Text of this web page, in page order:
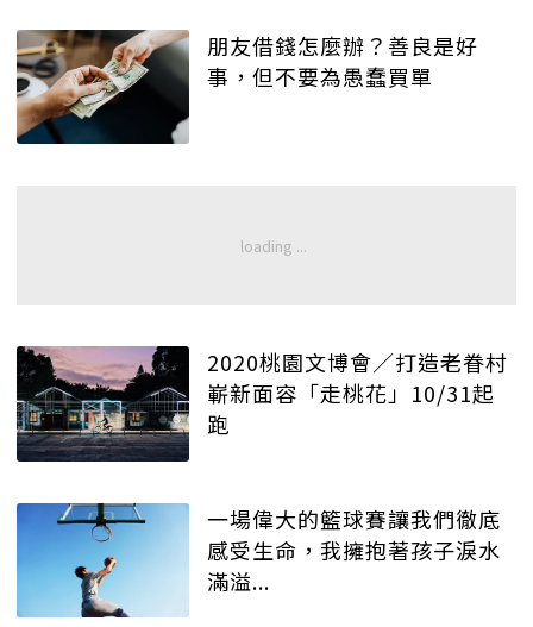
朋友借錢怎麼辦？善良是好
事，但不要為愚蠢買單
2020桃園文博會／打造老眷村
嶄新面容「走桃花」10/31起
跑
一場偉大的籃球賽讓我們徹底
感受生命，我擁抱著孩子淚水
滿溢...